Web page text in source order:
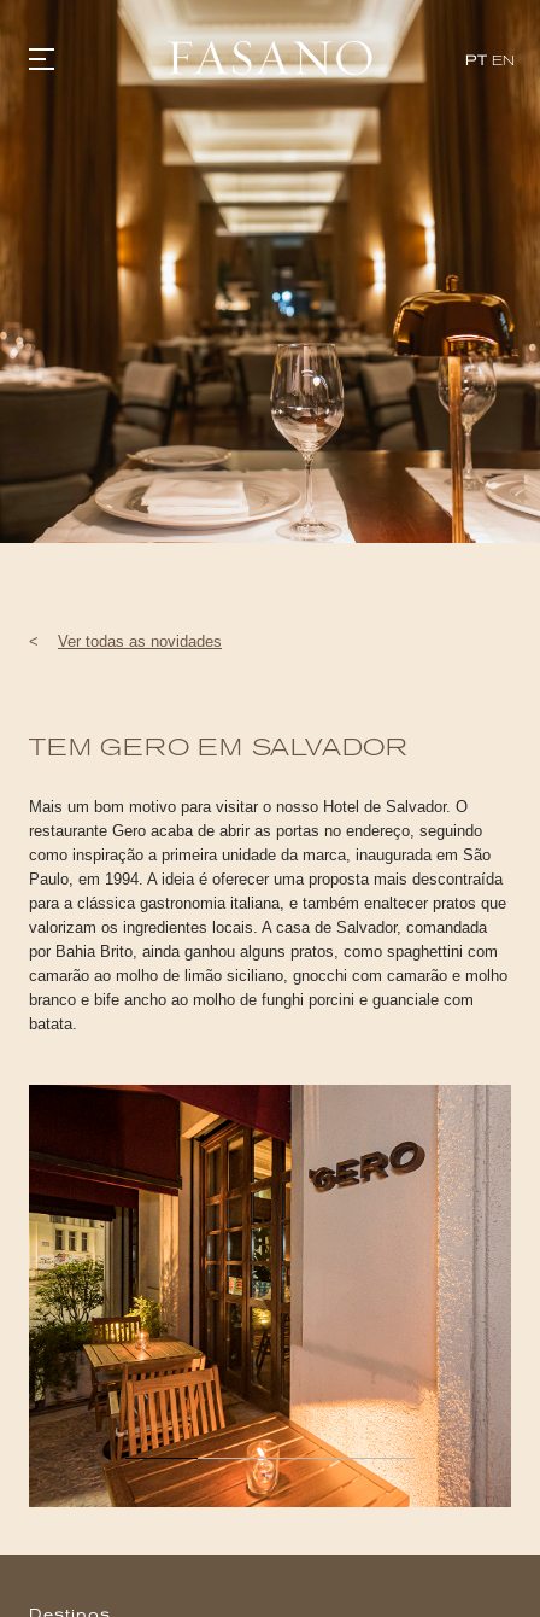
PT EN
GASTRONOMIA
EXPERIÊNCIAS
EVENTOS
SHOP | SELEZIONE
DESCUBRA
WHAT'S COOKING
CORRIERE
HISTÓRIA
SUSTENTABILIDADE
CONTATO
< Ver todas as novidades
TEM GERO EM SALVADOR
Mais um bom motivo para visitar o nosso Hotel de Salvador. O
restaurante Gero acaba de abrir as portas no endereço, seguindo
como inspiração a primeira unidade da marca, inaugurada em São
Paulo, em 1994. A ideia é oferecer uma proposta mais descontraída
para a clássica gastronomia italiana, e também enaltecer pratos que
valorizam os ingredientes locais. A casa de Salvador, comandada
por Bahia Brito, ainda ganhou alguns pratos, como spaghettini com
camarão ao molho de limão siciliano, gnocchi com camarão e molho
branco e bife ancho ao molho de funghi porcini e guanciale com
batata.